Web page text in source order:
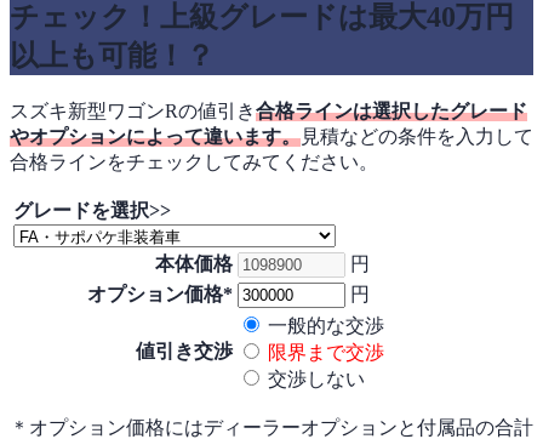
チェック！上級グレードは最大40万円
以上も可能！？
スズキ新型ワゴンRの値引き合格ラインは選択したグレード
やオプションによって違います。見積などの条件を入力して
合格ラインをチェックしてみてください。
グレードを選択>>
本体価格
円
オプション価格*
円
値引き交渉
一般的な交渉
限界まで交渉
交渉しない
＊オプション価格にはディーラーオプションと付属品の合計